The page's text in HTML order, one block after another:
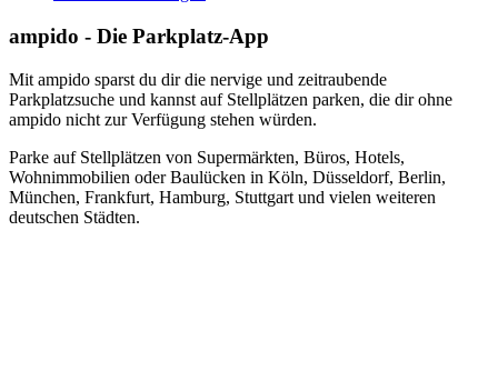
ampido - Die Parkplatz-App
Mit ampido sparst du dir die nervige und zeitraubende
Parkplatzsuche und kannst auf Stellplätzen parken, die dir ohne
ampido nicht zur Verfügung stehen würden.
Parke auf Stellplätzen von Supermärkten, Büros, Hotels,
Wohnimmobilien oder Baulücken in Köln, Düsseldorf, Berlin,
München, Frankfurt, Hamburg, Stuttgart und vielen weiteren
deutschen Städten.